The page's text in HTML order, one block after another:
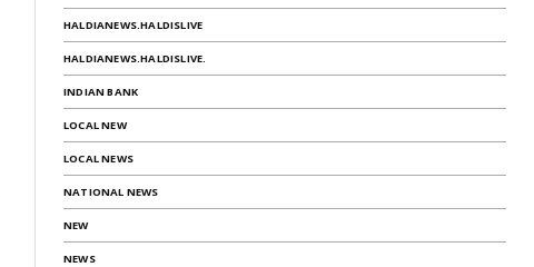
HALDIANEWS.HALDISLIVE
HALDIANEWS.HALDISLIVE.
INDIAN BANK
LOCAL NEW
LOCAL NEWS
NATIONAL NEWS
NEW
NEWS